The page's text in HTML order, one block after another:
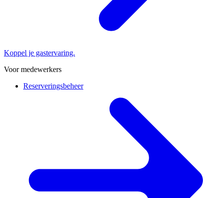
Koppel je gastervaring.
Voor medewerkers
Reserveringsbeheer